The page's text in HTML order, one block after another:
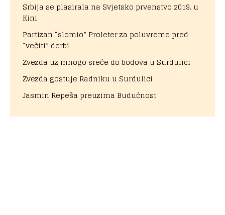
Srbija se plasirala na Svjetsko prvenstvo 2019. u
Kini
Partizan “slomio” Proleter za poluvreme pred
“večiti” derbi
Zvezda uz mnogo sreće do bodova u Surdulici
Zvezda gostuje Radniku u Surdulici
Jasmin Repeša preuzima Budućnost